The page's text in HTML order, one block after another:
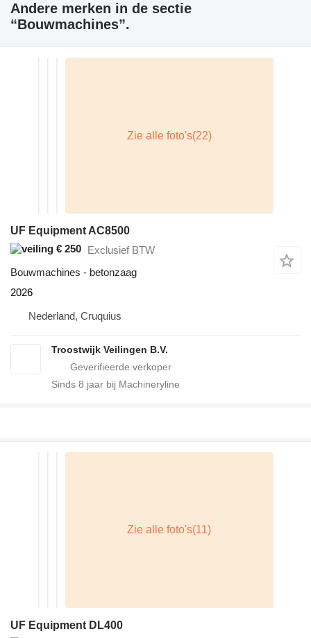
Andere merken in de sectie
“Bouwmachines”.
UF Equipment AC8500
€ 250 Exclusief BTW
Bouwmachines - betonzaag
2026
Nederland, Cruquius
Troostwijk Veilingen B.V.
Sinds 8 jaar bij Machineryline
UF Equipment DL400